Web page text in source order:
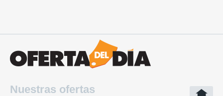
Nuestras ofertas